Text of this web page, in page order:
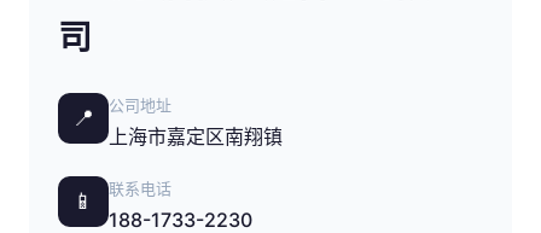
司
📍 公司地址
上海市嘉定区南翔镇
📱 联系电话
188-1733-2230